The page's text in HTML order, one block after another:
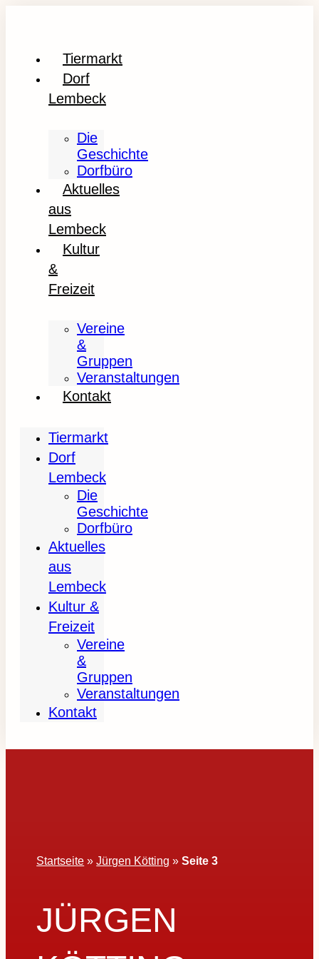
Tiermarkt
Dorf
Lembeck
Die
Geschichte
Dorfbüro
Aktuelles
aus
Lembeck
Kultur
&
Freizeit
Vereine
&
Gruppen
Veranstaltungen
Kontakt
Tiermarkt
Dorf
Lembeck
Die
Geschichte
Dorfbüro
Aktuelles
aus
Lembeck
Kultur &
Freizeit
Vereine
&
Gruppen
Veranstaltungen
Kontakt
Startseite »Jürgen Kötting »Seite 3
JÜRGEN